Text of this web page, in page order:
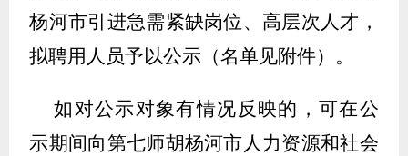
杨河市引进急需紧缺岗位、高层次人才，
拟聘用人员予以公示（名单见附件）。
如对公示对象有情况反映的，可在公
示期间向第七师胡杨河市人力资源和社会